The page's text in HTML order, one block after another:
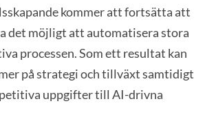
kommer att fortsätta att
det möjligt att automatisera stora
processen. Som ett resultat kan
på strategi och tillväxt samtidigt
uppgifter till AI-drivna